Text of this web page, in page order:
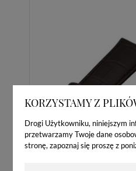
KORZYSTAMY Z
Drogi Użytkowniku, niniejszym
przetwarzamy Twoje dane
stronę, zapoznaj się proszę z